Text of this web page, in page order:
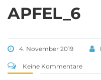
APFEL_6
4. November 2019
Keine Kommentare
Tel 09571 – 2082
Fax 09571 – 755870
Sekretariat
Montag 8.00 – 12.00 Uhr
Dienstag 10.00 – 13.00 Uhr